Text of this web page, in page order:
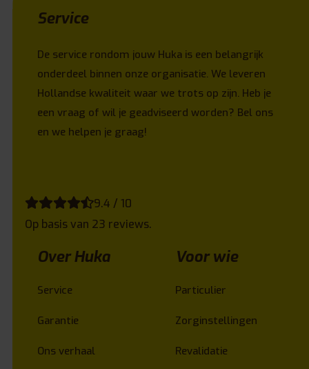
Service
De service rondom jouw Huka is een belangrijk
onderdeel binnen onze organisatie. We leveren
Hollandse kwaliteit waar we trots op zijn. Heb je
een vraag of wil je geadviseerd worden? Bel ons
en we helpen je graag!
9.4 / 10
Op basis van 23 reviews.
Over Huka
Service
Garantie
Ons verhaal
Voor wie
Particulier
Zorginstellingen
Revalidatie